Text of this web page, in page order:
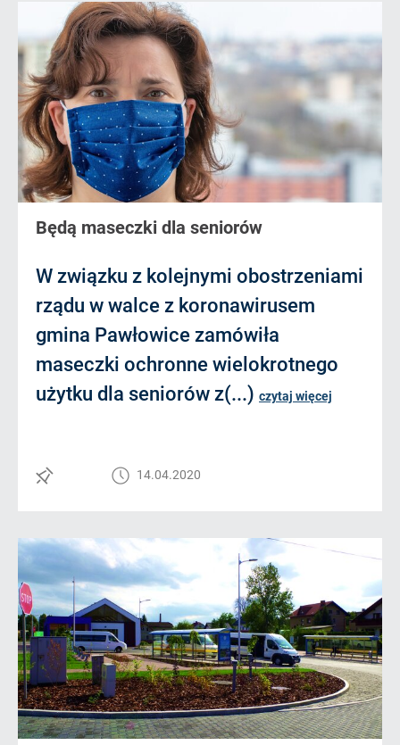
Będą maseczki dla seniorów
W związku z kolejnymi obostrzeniami
rządu w walce z koronawirusem
gmina Pawłowice zamówiła
maseczki ochronne wielokrotnego
użytku dla seniorów z(...) czytaj więcej
14.04.2020